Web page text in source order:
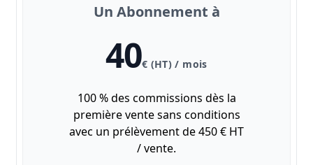
Un Abonnement à
40€ (HT) / mois
100 % des commissions dès la
première vente sans conditions
avec un prélèvement de 450 € HT
/ vente.